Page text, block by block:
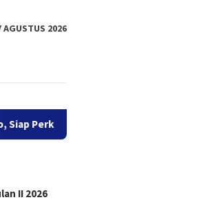
AGUSTUS 2026
Yonif TP 939/MMM
II 2026